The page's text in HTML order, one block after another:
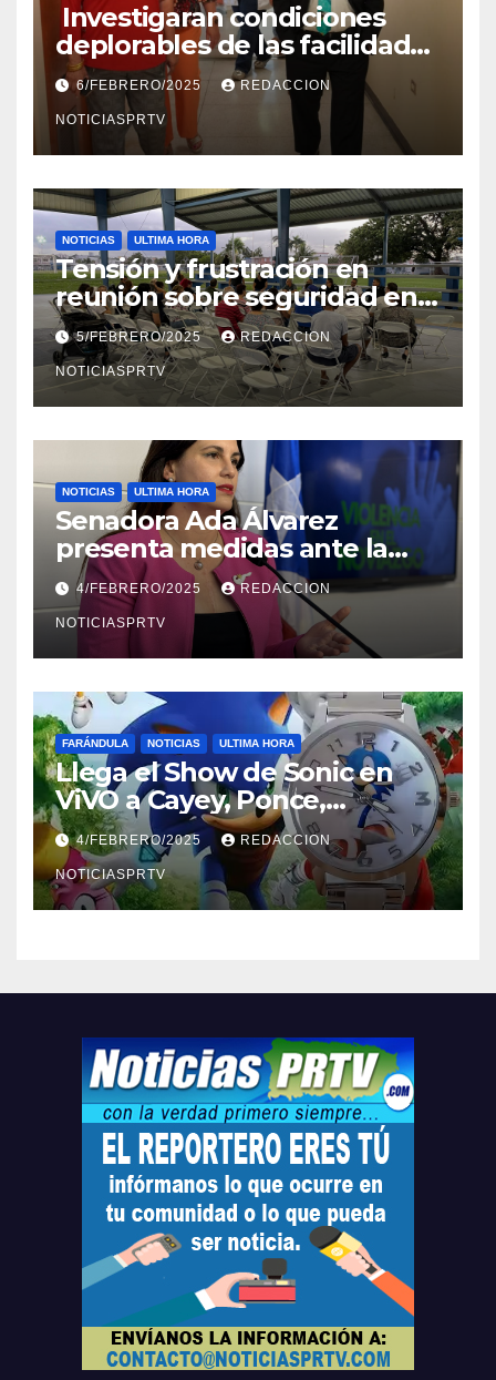
Investigaran condiciones
deplorables de las facilidades
el Departamento de la Salud
en Mayagüez
6/FEBRERO/2025 REDACCION
NOTICIASPRTV
NOTICIAS ULTIMA HORA
Tensión y frustración en
reunión sobre seguridad en
Reparto Metropolitano
5/FEBRERO/2025 REDACCION
NOTICIASPRTV
NOTICIAS ULTIMA HORA
Senadora Ada Álvarez
presenta medidas ante la
violencia en el noviazgo
4/FEBRERO/2025 REDACCION
NOTICIASPRTV
FARÁNDULA NOTICIAS ULTIMA HORA
Llega el Show de Sonic en
ViVO a Cayey, Ponce,
Barceloneta y Humacao,
Relojes gratis para el que
compre ahora….
4/FEBRERO/2025 REDACCION
NOTICIASPRTV